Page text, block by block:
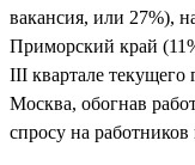
вакансия, или 27%),
Приморский край
III квартале текущего
Москва, обогнав
спросу на работников